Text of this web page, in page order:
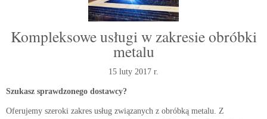
Kompleksowe usługi w zakresie obróbki
metalu
15 luty 2017 r.
Szukasz sprawdzonego dostawcy?
Oferujemy szeroki zakres usług związanych z obróbką metalu. Z